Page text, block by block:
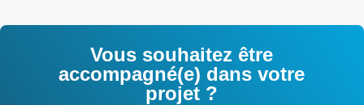
Vous souhaitez être
accompagné(e) dans votre
projet ?